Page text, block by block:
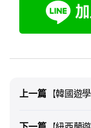
上一篇 上一篇
【韓國遊